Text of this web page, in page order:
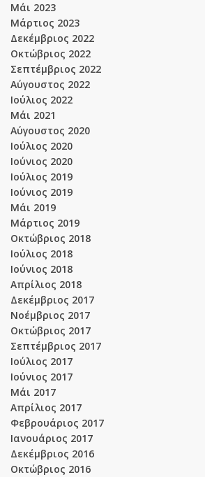
Μάι 2023
Μάρτιος 2023
Δεκέμβριος 2022
Οκτώβριος 2022
Σεπτέμβριος 2022
Αύγουστος 2022
Ιούλιος 2022
Μάι 2021
Αύγουστος 2020
Ιούλιος 2020
Ιούνιος 2020
Ιούλιος 2019
Ιούνιος 2019
Μάι 2019
Μάρτιος 2019
Οκτώβριος 2018
Ιούλιος 2018
Ιούνιος 2018
Απρίλιος 2018
Δεκέμβριος 2017
Νοέμβριος 2017
Οκτώβριος 2017
Σεπτέμβριος 2017
Ιούλιος 2017
Ιούνιος 2017
Μάι 2017
Απρίλιος 2017
Φεβρουάριος 2017
Ιανουάριος 2017
Δεκέμβριος 2016
Οκτώβριος 2016